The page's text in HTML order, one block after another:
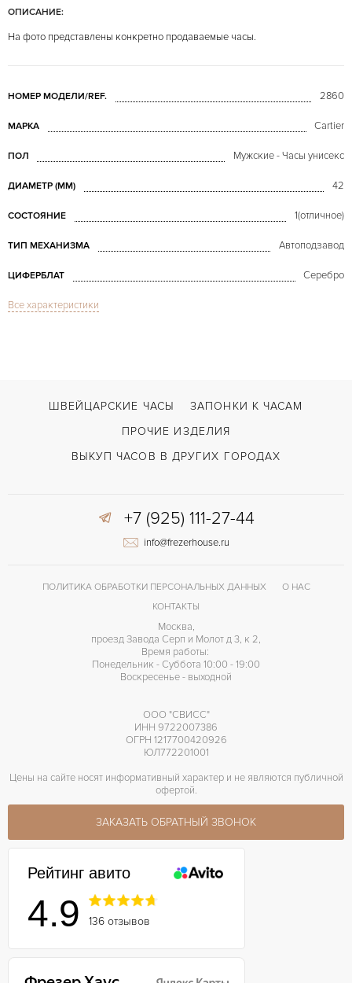
ОПИСАНИЕ:
На фото представлены конкретно продаваемые часы.
НОМЕР МОДЕЛИ/REF. 2860
МАРКА Cartier
ПОЛ Мужские - Часы унисекс
ДИАМЕТР (MM) 42
СОСТОЯНИЕ 1(отличное)
ТИП МЕХАНИЗМА Автоподзавод
ЦИФЕРБЛАТ Серебро
СТЕКЛО
ВОЗМОЖНОСТИ ДОСТАВКИ С документами
Двойной сложности застежка
Все характеристики
ШВЕЙЦАРСКИЕ ЧАСЫ
ЗАПОНКИ К ЧАСАМ
ПРОЧИЕ ИЗДЕЛИЯ
ВЫКУП ЧАСОВ В ДРУГИХ ГОРОДАХ
+7 (925) 111-27-44
info@frezerhouse.ru
ПОЛИТИКА ОБРАБОТКИ ПЕРСОНАЛЬНЫХ ДАННЫХ
О НАС
КОНТАКТЫ
Москва,
проезд Завода Серп и Молот д 3, к 2,
Время работы:
Понедельник - Суббота 10:00 - 19:00
Воскресенье - выходной
ООО "СВИСС"
ИНН 9722007386
ОГРН 1217700420926
ЮЛ772201001
Цены на сайте носят информативный характер и не являются публичной
офертой.
ЗАКАЗАТЬ ОБРАТНЫЙ ЗВОНОК
Рейтинг авито
4.9 136 отзывов